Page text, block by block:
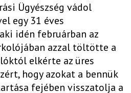
Ügyészség vádol
egy 31 éves
idén februárban az
azzal töltötte a
elkérte az üres
hogy azokat a bennük
fejében visszatolja a